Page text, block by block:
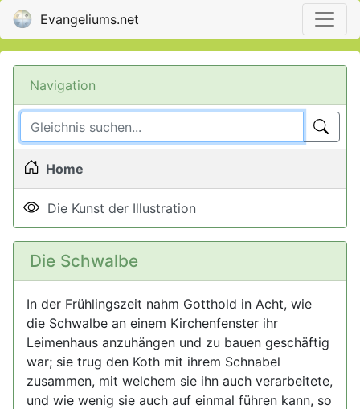
Evangeliums.net
Navigation
Home
Die Kunst der Illustration
Die Schwalbe
In der Frühlingszeit nahm Gotthold in Acht, wie
die Schwalbe an einem Kirchenfenster ihr
Leimenhaus anzuhängen und zu bauen geschäftig
war; sie trug den Koth mit ihrem Schnabel
zusammen, mit welchem sie ihn auch verarbeitete,
und wie wenig sie auch auf einmal führen kann, so